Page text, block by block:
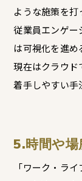
ような施策を打
従業員エンゲー
は可視化を進め
現在はクラウド
着手しやすい手
5.時間や
「ワーク・ラ